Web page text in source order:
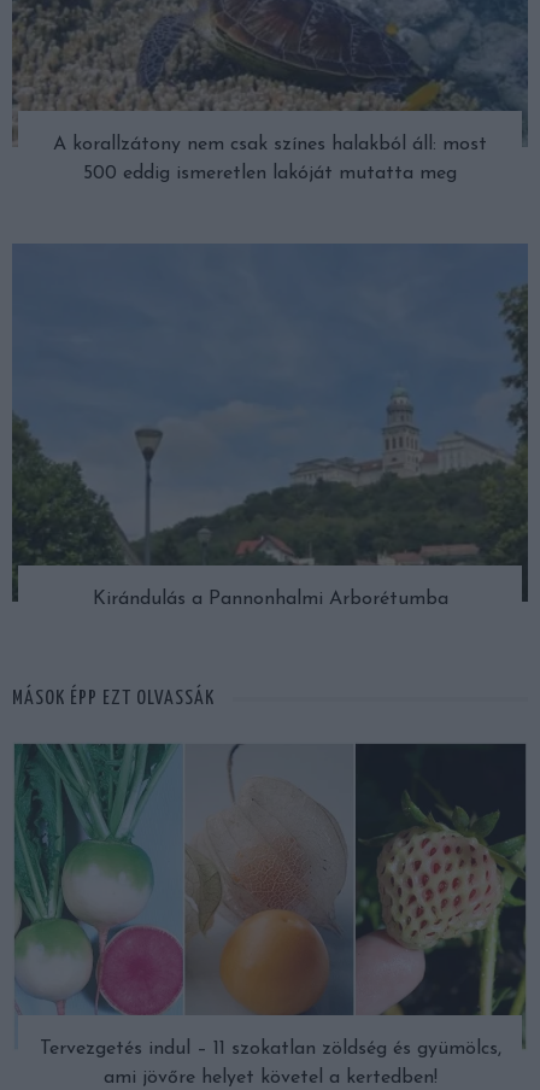
A korallzátony nem csak színes halakból áll: most
500 eddig ismeretlen lakóját mutatta meg
Kirándulás a Pannonhalmi Arborétumba
MÁSOK ÉPP EZT OLVASSÁK
Tervezgetés indul – 11 szokatlan zöldség és gyümölcs,
ami jövőre helyet követel a kertedben!